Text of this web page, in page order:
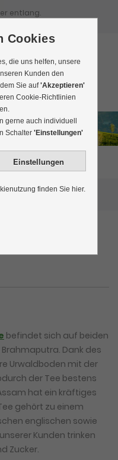
entlang.
befindet sich auf beiden
Dank des
Urwaldboden mit der
der Tee bestens
hat ein kräftiges
gehört zu einem
englischen sowie
Kunden trinken
Zucker.
Cookies
die uns helfen, unsere
Kunden den
Sie auf'Akzeptieren'
Cookie-Richtlinien
gerne auch individuell
Schalter 'Einstellungen'
finden Sie hier.